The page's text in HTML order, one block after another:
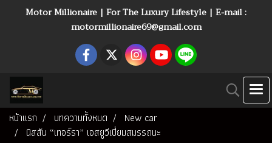
Motor Millionaire | For The Luxury Lifestyle | E-mail :
motormillionaire69@gmail.com
หน้าแรก บทความทั้งหมด
New car
นิสสัน “เทอร์รา” เอสยูวีเปี่ยมสมรรถนะ